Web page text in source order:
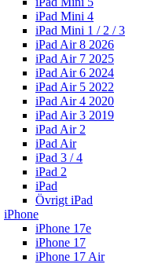
iPad Mini 4
iPad Mini 1 / 2 / 3
iPad Air 8 2026
iPad Air 7 2025
iPad Air 6 2024
iPad Air 5 2022
iPad Air 4 2020
iPad Air 3 2019
iPad Air 2
iPad Air
iPad 3 / 4
iPad 2
iPad
Övrigt iPad
iPhone
iPhone 17e
iPhone 17
iPhone 17 Air